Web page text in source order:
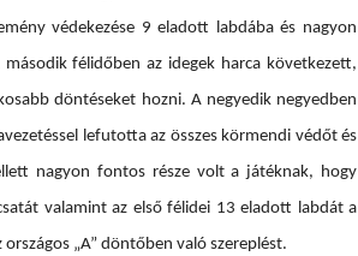
védekezése 9 eladott labdába és nagyon
félidőben az idegek harca következett,
döntéseket hozni. A negyedik negyedben
lefutotta az összes körmendi védőt és
nagyon fontos része volt a játéknak, hogy
valamint az első félidei 13 eladott labdát a
„A” döntőben való szereplést.